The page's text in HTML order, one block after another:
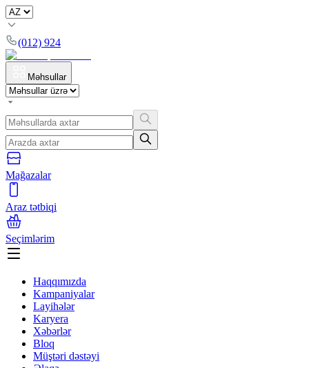
(012) 924
Məhsullar
Mağazalar
Araz tətbiqi
Seçimlərim
Haqqımızda
Kampaniyalar
Layihələr
Karyera
Xəbərlər
Bloq
Müştəri dəstəyi